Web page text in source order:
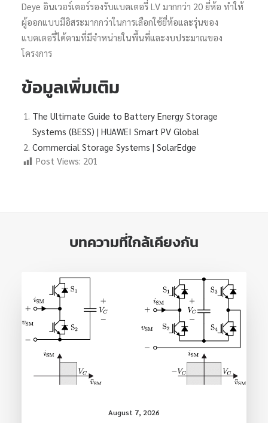
Deye อินเวอร์เตอร์รองรับแบตเตอรี่ LV มากกว่า 20 ยี่ห้อ ทำให้
ผู้ออกแบบมีอิสระมากกว่าในการเลือกใช้ยี่ห้อและรุ่นของ
แบตเตอรี่ได้ตามที่มีจำหน่ายในพื้นที่และงบประมาณของ
โครงการ
ข้อมูลเพิ่มเติม
The Ultimate Guide to Battery Energy Storage
Systems (BESS) | HUAWEI Smart PV Global
Commercial Storage Systems | SolarEdge
Post Views: 201
บทความที่ใกล้เคียงกัน
August 7, 2026